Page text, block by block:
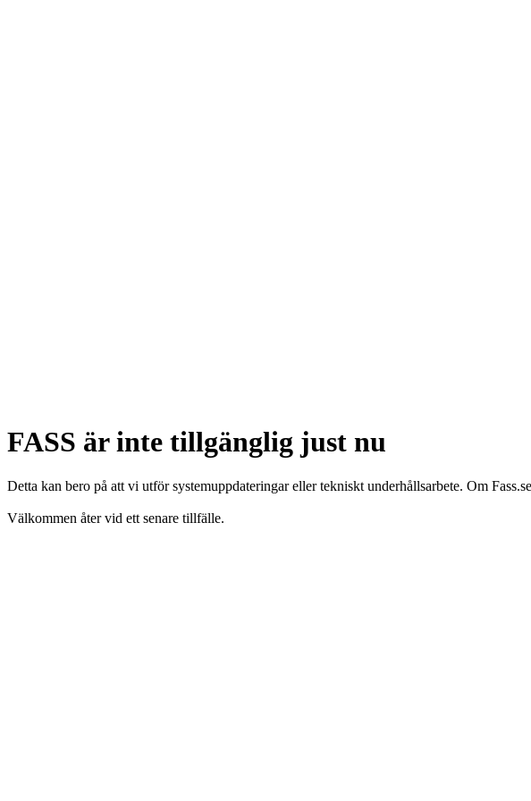
FASS är inte tillgänglig just nu
Detta kan bero på att vi utför systemuppdateringar eller tekniskt underhållsarbete. Om
Välkommen åter vid ett senare tillfälle.